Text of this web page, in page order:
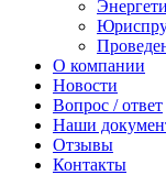
О компании
Новости
Вопрос / ответ
Наши
Отзывы
Контакты